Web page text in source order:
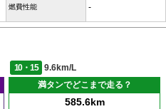
燃費性能 -
10・15
9.6km/L
満タンでどこまで走る？
585.6km